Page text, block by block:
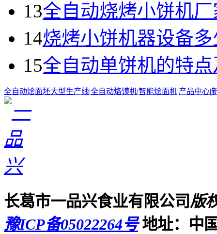
13全自动烧烤小饼机
14烧烤小饼机器设备
15全自动单饼机的特
全自动烩面坯大型生产线|全自动烙馍机|智能烩面机|产品中心|
长葛市一品兴食业有限公司版
豫ICP备05022264号 地址：中